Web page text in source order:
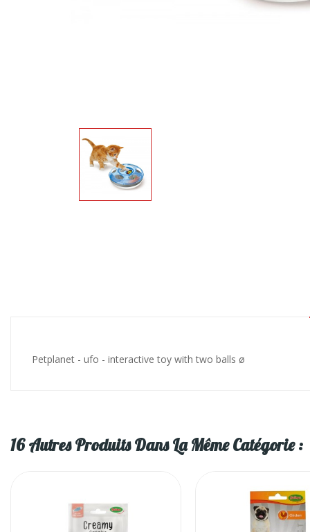
Petplanet - ufo - interactive toy with two balls ø
16 Autres Produits Dans La Même Catégorie :